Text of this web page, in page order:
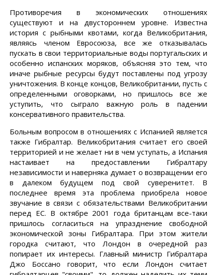
Противоречия в экономических отношениях
существуют и на двустороннем уровне. Известна
история с рыбными квотами, когда Великобритания,
являясь членом Евросоюза, все же отказывалась
пускать в свои территориальные воды португальских и
особенно испанских моряков, объясняя это тем, что
иначе рыбные ресурсы будут поставлены под угрозу
уничтожения. В конце концов, Великобритании, пусть с
определенными оговорками, но пришлось все же
уступить, что сыграло важную роль в падении
консервативного правительства.
Больным вопросом в отношениях с Испанией является
также Гибралтар. Великобритания считает его своей
территорией и не желает ни в чем уступать, а Испания
настаивает на предоставлении Гибралтару
независимости и наверняка думает о возвращении его
в далеком будущем под свой суверенитет. В
последнее время эта проблема приобрела новое
звучание в связи с обязательствами Великобритании
перед ЕС. В октябре 2001 года британцам все-таки
пришлось согласиться на упразднение свободной
экономической зоны Гибралтара. При этом жители
городка считают, что Лондон в очередной раз
попирает их интересы. Главный министр Гибралтара
Джо Боссано говорит, что если Лондон считает